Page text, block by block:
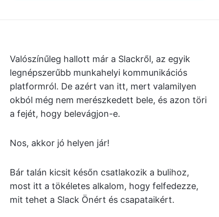
Valószínűleg hallott már a Slackről, az egyik
legnépszerűbb munkahelyi kommunikációs
platformról. De azért van itt, mert valamilyen
okból még nem merészkedett bele, és azon töri
a fejét, hogy belevágjon-e.
Nos, akkor jó helyen jár!
Bár talán kicsit későn csatlakozik a bulihoz,
most itt a tökéletes alkalom, hogy felfedezze,
mit tehet a Slack Önért és csapataikért.